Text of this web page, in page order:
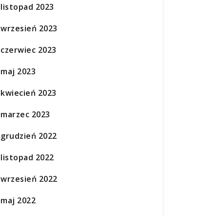
listopad 2023
wrzesień 2023
czerwiec 2023
maj 2023
kwiecień 2023
marzec 2023
grudzień 2022
listopad 2022
wrzesień 2022
maj 2022